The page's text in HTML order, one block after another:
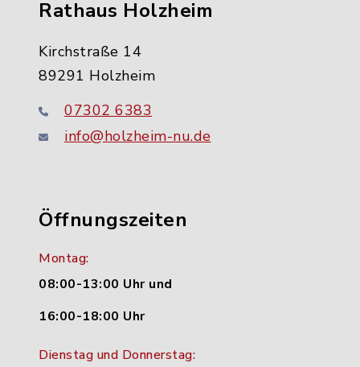
Rathaus Holzheim
Kirchstraße 14
89291 Holzheim
07302 6383
info@holzheim-nu.de
Öffnungszeiten
Montag:
08:00-13:00 Uhr und
16:00-18:00 Uhr
Dienstag und Donnerstag: